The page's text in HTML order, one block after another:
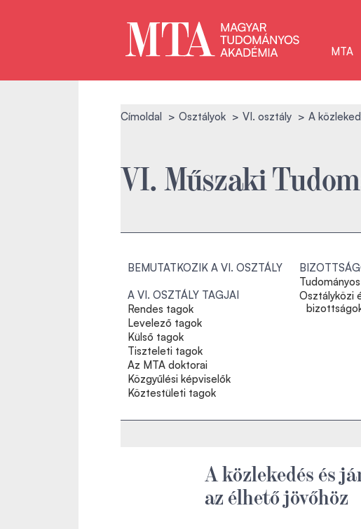
MTA
Címoldal Osztályok VI. osztály A
VI. Műszaki
BEMUTATKOZIK A VI. OSZTÁLY
A VI. OSZTÁLY TAGJAI
Rendes tagok
Levelező tagok
Külső tagok
Tiszteleti tagok
Az MTA doktorai
Közgyűlési képviselők
Köztestületi tagok
Osztályközi
A közlekedés és
az élhető jövőhöz